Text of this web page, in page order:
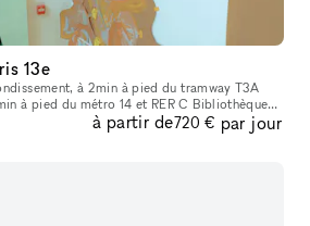
13e
à 2min à pied du tramway T3A
à pied du métro 14 et RER C Bibliothèque
lieu du Quartier de la gare re
à partir de720 € par jour